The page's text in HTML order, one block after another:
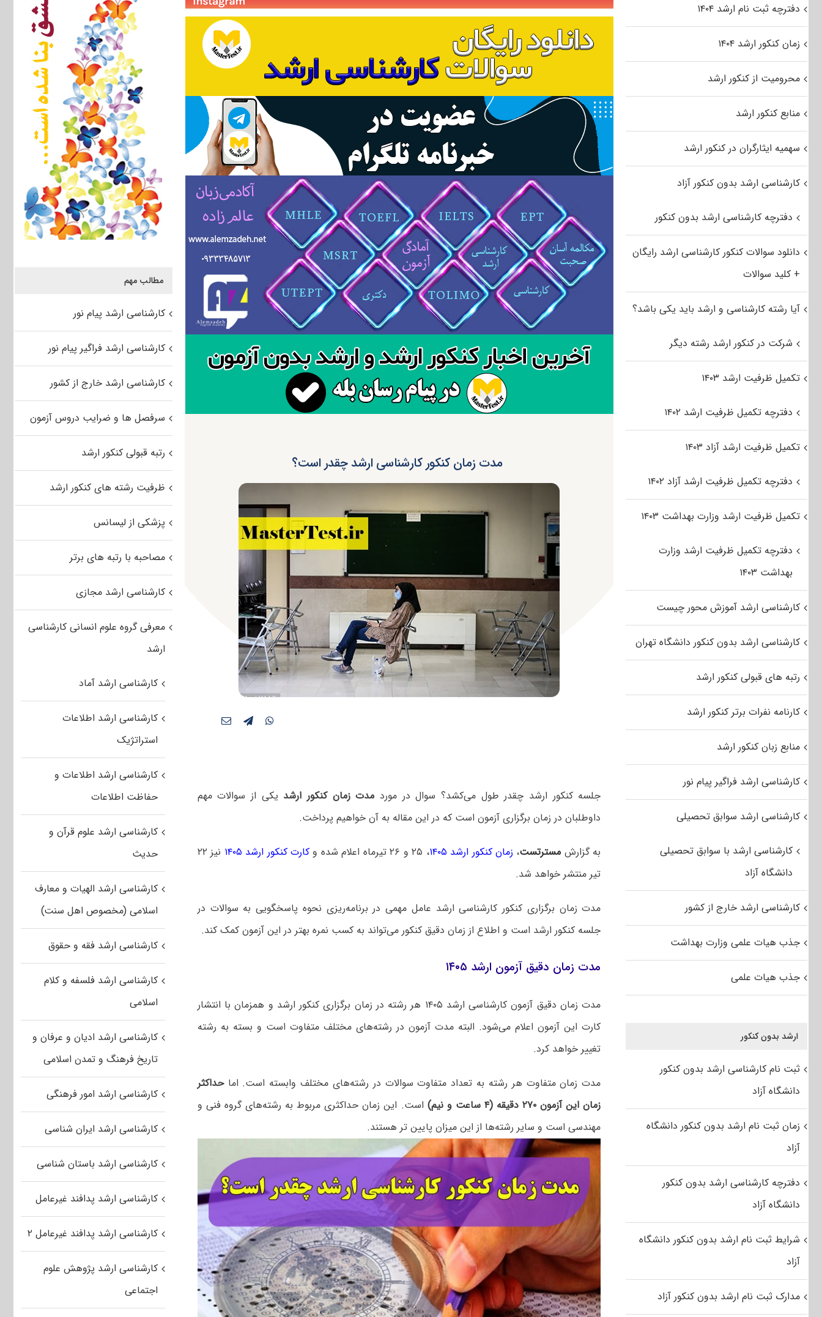
مدت زمان کنکور کارشناسی ارشد چقدر است؟
جلسه کنکور ارشد چقدر طول می‌کشد؟ سوال در موردمدت زمان کنکور ارشد یکی از سوالات مهم
داوطلبان در زمان برگزاری آزمون است که در این مقاله به آن خواهیم پرداخت.
به گزارش مسترتست، زمان کنکور ارشد ۱۴۰۵ ، ۲۵ و ۲۶ تیرماه اعلام شده و کارت کنکور ارشد ۱۴۰۵
نیز ۲۲
تیر منتشر خواهد شد.
مدت زمان برگزاری کنکور کارشناسی ارشد عامل مهمی در برنامه‌ریزی نحوه پاسخگویی به سوالات در
جلسه کنکور ارشد است و اطلاع از زمان دقیق کنکور می‌تواند به کسب نمره بهتر در این آزمون کمک کند.
مدت زمان دقیق آزمون ارشد ۱۴۰۵
مدت زمان دقیق آزمون کارشناسی ارشد ۱۴۰۵ هر رشته در زمان برگزاری کنکور ارشد و همزمان با انتشار
کارت این آزمون اعلام می‌شود. البته مدت آزمون در رشته‌های مختلف متفاوت است و بسته به رشته
تغییر خواهد کرد.
مدت زمان متفاوت هر رشته به تعداد متفاوت سوالات در رشته‌های مختلف وابسته است. اماحداکثر
زمان این آزمون ۲۷۰ دقیقه (۴ ساعت و نیم)
است. این زمان حداکثری مربوط به رشته‌های گروه فنی و
مهندسی است و سایر رشته‌ها از این میزان پایین تر هستند.
مطالب مهم
کارشناسی ارشد پیام نور
کارشناسی ارشد فراگیر پیام نور
کارشناسی ارشد خارج از کشور
سرفصل ها و ضرایب دروس آزمون
رتبه قبولی کنکور ارشد
ظرفیت رشته های کنکور ارشد
پزشکی از لیسانس
مصاحبه با رتبه های برتر
کارشناسی ارشد مجازی
معرفی گروه علوم انسانی کارشناسی
ارشد
کارشناسی ارشد آماد
کارشناسی ارشد اطلاعات
استراتژیک
کارشناسی ارشد اطلاعات و
حفاظت اطلاعات
کارشناسی ارشد علوم قرآن و
حدیث
کارشناسی ارشد الهیات و معارف
اسلامی (مخصوص اهل سنت)
کارشناسی ارشد فقه و حقوق
کارشناسی ارشد فلسفه و کلام
اسلامی
کارشناسی ارشد ادیان و عرفان و
تاریخ فرهنگ و تمدن اسلامی
کارشناسی ارشد امور فرهنگی
کارشناسی ارشد ایران شناسی
کارشناسی ارشد باستان شناسی
کارشناسی ارشد پدافند غیرعامل
کارشناسی ارشد پدافند غیرعامل ۲
کارشناسی ارشد پژوهش علوم
اجتماعی
دفترچه ثبت نام ارشد ۱۴۰۴
زمان کنکور ارشد ۱۴۰۴
محرومیت از کنکور ارشد
منابع کنکور ارشد
سهمیه ایثارگران در کنکور ارشد
کارشناسی ارشد بدون کنکور آزاد
دفترچه کارشناسی ارشد بدون کنکور
دانلود سوالات کنکور کارشناسی ارشد رایگان
+ کلید سوالات
آیا رشته کارشناسی و ارشد باید یکی باشد؟
شرکت در کنکور ارشد رشته دیگر
تکمیل ظرفیت ارشد ۱۴۰۳
دفترچه تکمیل ظرفیت ارشد ۱۴۰۲
تکمیل ظرفیت ارشد آزاد ۱۴۰۳
دفترچه تکمیل ظرفیت ارشد آزاد ۱۴۰۲
تکمیل ظرفیت ارشد وزارت بهداشت ۱۴۰۳
دفترچه تکمیل ظرفیت ارشد وزارت
بهداشت ۱۴۰۳
کارشناسی ارشد آموزش محور چیست
کارشناسی ارشد بدون کنکور دانشگاه تهران
رتبه های قبولی کنکور ارشد
کارنامه نفرات برتر کنکور ارشد
منابع زبان کنکور ارشد
کارشناسی ارشد فراگیر پیام نور
کارشناسی ارشد سوابق تحصیلی
کارشناسی ارشد با سوابق تحصیلی
دانشگاه آزاد
کارشناسی ارشد خارج از کشور
جذب هیات علمی وزارت بهداشت
جذب هیات علمی
ارشد بدون کنکور
ثبت نام کارشناسی ارشد بدون کنکور
دانشگاه آزاد
زمان ثبت نام ارشد بدون کنکور دانشگاه
آزاد
دفترچه کارشناسی ارشد بدون کنکور
دانشگاه آزاد
شرایط ثبت نام ارشد بدون کنکور دانشگاه
آزاد
مدارک ثبت نام ارشد بدون کنکور آزاد